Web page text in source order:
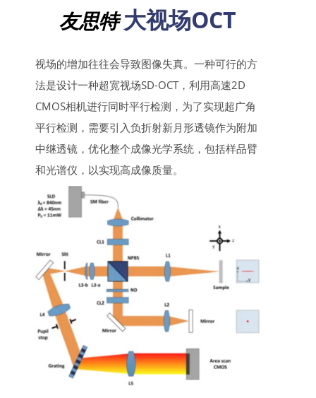
友思特大视场OCT
视场的增加往往会导致图像失真。一种可行的方
法是设计一种超宽视场SD-OCT，利用高速2D
CMOS相机进行同时平行检测，为了实现超广角
平行检测，需要引入负折射新月形透镜作为附加
中继透镜，优化整个成像光学系统，包括样品臂
和光谱仪，以实现高成像质量。